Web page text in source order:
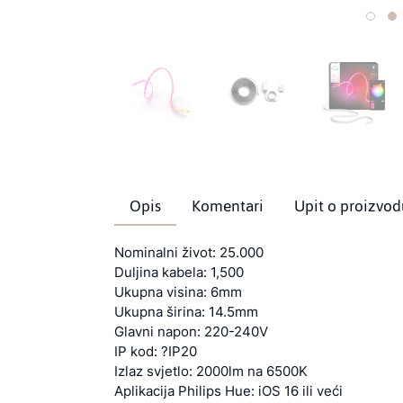
Opis Komentari Upit o
Nominalni život: 25.000
Duljina kabela: 1,500
Ukupna visina: 6mm
Ukupna širina: 14.5mm
Glavni napon: 220-240V
IP kod: ?IP20
Izlaz svjetlo: 2000lm na 6500K
Aplikacija Philips Hue: iOS 16 ili veći